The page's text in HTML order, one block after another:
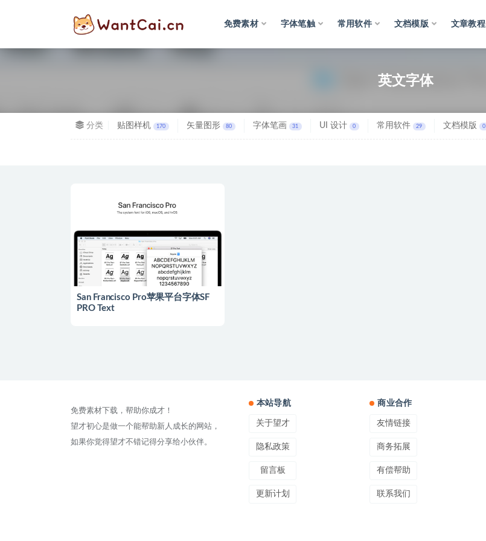
免费素材 字体笔触 常用软件 文档模版 文章教程
英文字体
分类 贴图样机 170 矢量图形 80 字体笔画 31 UI 设计 0 常用软件 29 文档模版 0
San Francisco Pro苹果平台字体SF
PRO Text
免费素材下载，帮助你成才！
望才初心是做一个能帮助新人成长的网站，
如果你觉得望才不错记得分享给小伙伴。
本站导航
关于望才
隐私政策
留言板
更新计划
商业合作
友情链接
商务拓展
有偿帮助
联系我们